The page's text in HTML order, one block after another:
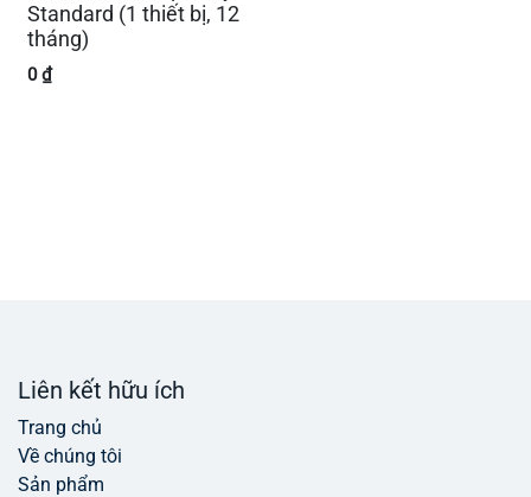
Standard (1 thiết bị, 12
tháng)
0₫
Liên kết hữu ích
Trang chủ
Về chúng tôi
Sản phẩm